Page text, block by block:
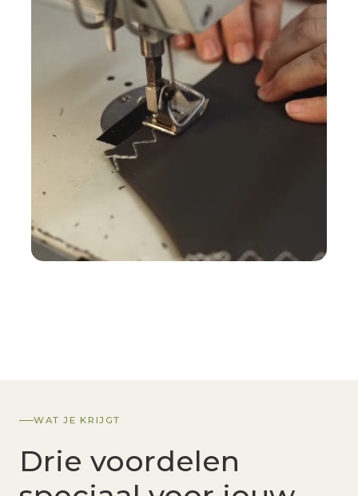
WAT JE KRIJGT
Drie voordelen